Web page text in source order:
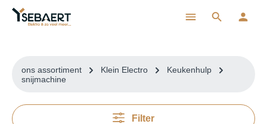
ons assortiment Klein Electro
Keukenhulp
snijmachine
Filter